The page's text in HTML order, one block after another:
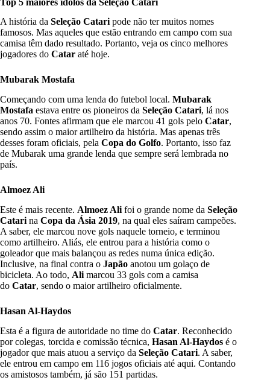
A história da Seleção Cataripode não ter muitos nomes
famosos. Mas aqueles que estão entrando em campo com sua
camisa têm dado resultado. Portanto, veja os cinco melhores
jogadores do Catar até hoje.
Mubarak Mostafa
Começando com uma lenda do futebol local. Mubarak
Mostafa estava entre os pioneiros da Seleção Catari, lá nos
anos 70. Fontes afirmam que ele marcou 41 gols pelo Catar,
sendo assim o maior artilheiro da história. Mas apenas três
desses foram oficiais, pela Copa do Golfo. Portanto, isso faz
de Mubarak uma grande lenda que sempre será lembrada no
país.
Almoez Ali
Este é mais recente. Almoez Ali foi o grande nome da Seleção
Catari na Copa da Ásia 2019, na qual eles saíram campeões.
A saber, ele marcou nove gols naquele torneio, e terminou
como artilheiro. Aliás, ele entrou para a história como o
goleador que mais balançou as redes numa única edição.
Inclusive, na final contra o Japão anotou um golaço de
bicicleta. Ao todo, Ali marcou 33 gols com a camisa
do Catar, sendo o maior artilheiro oficialmente.
Hasan Al-Haydos
Esta é a figura de autoridade no time do Catar. Reconhecido
por colegas, torcida e comissão técnica, Hasan Al-Haydos é o
jogador que mais atuou a serviço da Seleção Catari. A saber,
ele entrou em campo em 116 jogos oficiais até aqui. Contando
os amistosos também, já são 151 partidas.